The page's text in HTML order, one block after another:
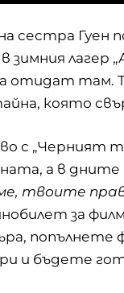
сестра Гуен
зимния
отидат там.
която
с „Черният
а в
твоите
за
попълнете
и бъдете